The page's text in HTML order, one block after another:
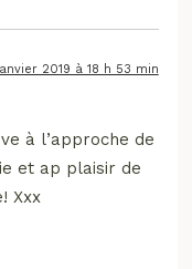
2019 à 18 h 53 min
à l’approche de
et ap plaisir de
Xxx